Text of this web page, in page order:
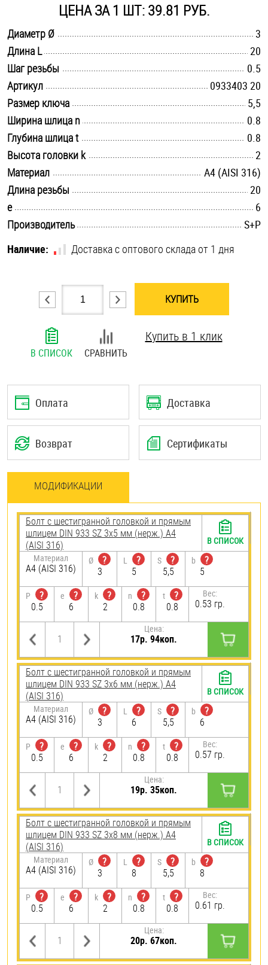
Стопорные кольца
Такелаж
Хомуты
Шайбы
Шпильки
Шплинты
Штифты и пальцы
ЦЕНА ЗА 1 ШТ: 39.81 РУБ.
Диаметр Ø
3
Длина L
20
Шаг резьбы
0.5
Артикул
0933403 20
Размер ключа
5,5
Ширина шлица n
0.8
Глубина шлица t
0.8
Высота головки k
2
Материал
A4 (AISI 316)
Длина резьбы
20
e
6
Производитель
S+P
Наличие:
Доставка с оптового склада от 1 дня
КУПИТЬ
В СПИСОК СРАВНИТЬ
Купить в 1 клик
Оплата Доставка
Возврат Сертификаты
МОДИФИКАЦИИ
Болт с шестигранной головкой и прямым
шлицем DIN 933 SZ 3х5 мм (нерж.) A4
(AISI 316)
Материал
A4 (AISI 316)
Ø
?
3
L
?
5
S
?
5,5
b
?
5
P
?
0.5
e
?
6
k
?
2
n
?
0.8
t
?
0.8
Вес:
0.53 гр.
Цена:
17р. 94коп.
В СПИСОК
Болт с шестигранной головкой и прямым
шлицем DIN 933 SZ 3х6 мм (нерж.) A4
(AISI 316)
Материал
A4 (AISI 316)
Ø
?
3
L
?
6
S
?
5,5
b
?
6
P
?
0.5
e
?
6
k
?
2
n
?
0.8
t
?
0.8
Вес:
0.57 гр.
Цена:
19р. 35коп.
В СПИСОК
Болт с шестигранной головкой и прямым
шлицем DIN 933 SZ 3х8 мм (нерж.) A4
(AISI 316)
Материал
A4 (AISI 316)
Ø
?
3
L
?
8
S
?
5,5
b
?
8
P
?
0.5
e
?
6
k
?
2
n
?
0.8
t
?
0.8
Вес:
0.61 гр.
Цена:
20р. 67коп.
В СПИСОК